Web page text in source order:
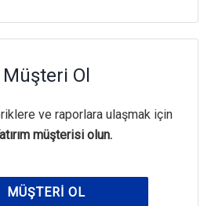
Müşteri Ol
ve raporlara ulaşmak için
müşterisi olun.
MÜŞTERI OL